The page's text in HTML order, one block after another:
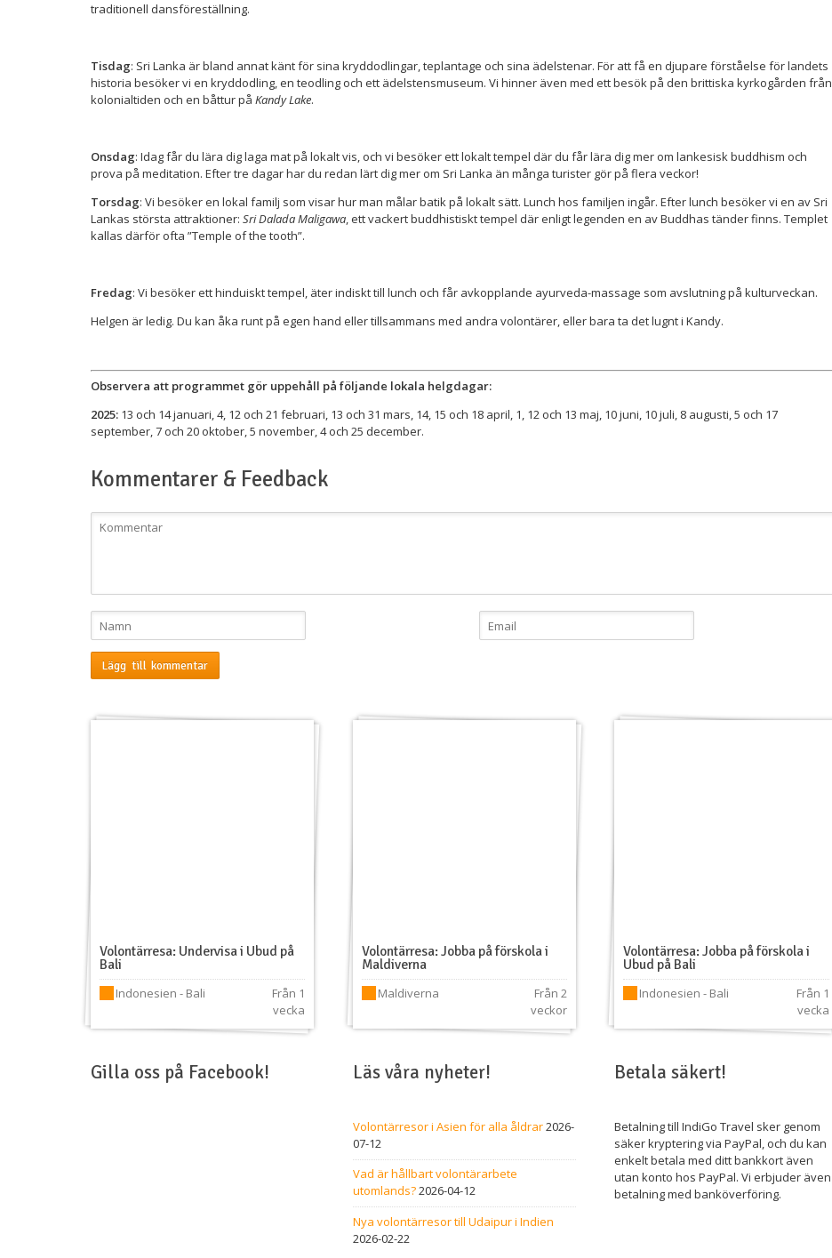
traditionell dansföreställning.
Tisdag: Sri Lanka är bland annat känt för sina kryddodlingar, teplantage och sina ädelstenar. För att få en djupare förståelse för landets
historia besöker vi en kryddodling, en teodling och ett ädelstensmuseum. Vi hinner även med ett besök på den brittiska kyrkogården från
kolonialtiden och en båttur på Kandy Lake.
Onsdag: Idag får du lära dig laga mat på lokalt vis, och vi besöker ett lokalt tempel där du får lära dig mer om lankesisk buddhism och
prova på meditation. Efter tre dagar har du redan lärt dig mer om Sri Lanka än många turister gör på flera veckor!
Torsdag: Vi besöker en lokal familj som visar hur man målar batik på lokalt sätt. Lunch hos familjen ingår. Efter lunch besöker vi en av Sri
Lankas största attraktioner: Sri Dalada Maligawa, ett vackert buddhistiskt tempel där enligt legenden en av Buddhas tänder finns. Templet
kallas därför ofta ”Temple of the tooth”.
Fredag: Vi besöker ett hinduiskt tempel, äter indiskt till lunch och får avkopplande ayurveda-massage som avslutning på kulturveckan.
Helgen är ledig. Du kan åka runt på egen hand eller tillsammans med andra volontärer, eller bara ta det lugnt i Kandy.
Observera att programmet gör uppehåll på följande lokala helgdagar:
2025: 13 och 14 januari, 4, 12 och 21 februari, 13 och 31 mars, 14, 15 och 18 april, 1, 12 och 13 maj, 10 juni, 10 juli, 8 augusti, 5 och 17
september, 7 och 20 oktober, 5 november, 4 och 25 december.
Kommentarer & Feedback
Volontärresa: Undervisa i Ubud på
Bali
Indonesien - Bali
Från 1
vecka
Volontärresa: Jobba på förskola i
Maldiverna
Maldiverna
Från 2
veckor
Volontärresa: Jobba på förskola i
Ubud på Bali
Indonesien - Bali
Från 1
vecka
Gilla oss på Facebook! Läs våra nyheter!
Volontärresor i Asien för alla åldrar2026-
07-12
Vad är hållbart volontärarbete
utomlands?2026-04-12
Nya volontärresor till Udaipur i Indien
2026-02-22
Betala säkert!
Betalning till IndiGo Travel sker genom
säker kryptering via PayPal, och du kan
enkelt betala med ditt bankkort även
utan konto hos PayPal. Vi erbjuder även
betalning med banköverföring.